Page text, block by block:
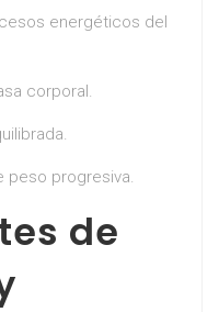
energéticos del
corporal.
peso progresiva.
de